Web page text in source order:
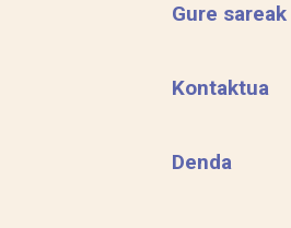
Gure sareak
Kontaktua
Denda